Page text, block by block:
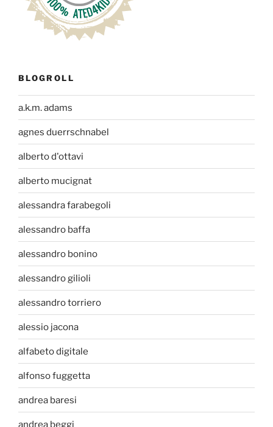
BLOGROLL
a.k.m. adams
agnes duerrschnabel
alberto d'ottavi
alberto mucignat
alessandra farabegoli
alessandro baffa
alessandro bonino
alessandro gilioli
alessandro torriero
alessio jacona
alfabeto digitale
alfonso fuggetta
andrea baresi
andrea beggi